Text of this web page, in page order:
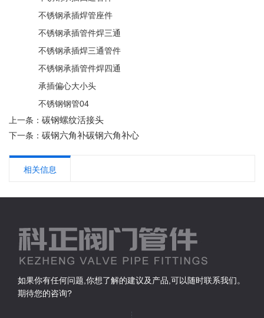
不锈钢承插焊管座件
不锈钢承插管件焊三通
不锈钢承插焊三通管件
不锈钢承插管件焊四通
承插偏心大小头
不锈钢钢管04
上一条： 碳钢螺纹活接头
下一条： 碳钢六角补碳钢六角补心
相关信息
如果你有任何问题,你想了解的建议及产品,可以随时联系我们。
期待您的咨询?